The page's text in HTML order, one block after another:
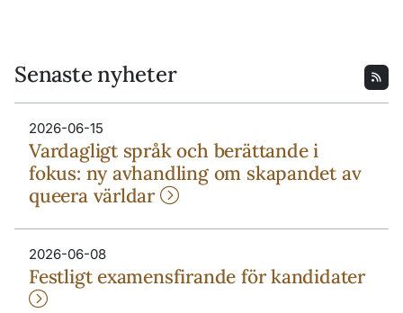
Senaste nyheter
2026-06-15
Vardagligt språk och berättande i
fokus: ny avhandling om skapandet av
queera världar
2026-06-08
Festligt examensfirande för kandidater